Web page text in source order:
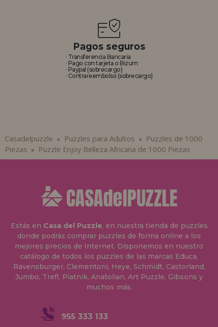
Pagos seguros
· Transferencia Bancaria
· Pago con tarjeta o Bizum
· Paypal (sobrecargo)
· Contrareembolso (sobrecargo)
Casadelpuzzle » Puzzles para Adultos »
Puzzles de 1000
Piezas » Puzzle Enjoy Belleza Africana de 1000 Piezas
Estás en Casa del Puzzle, en nuestra tienda de puzzles
donde podrás comprar puzzles de forma online a los
mejores precios de Internet. Disponemos en nuestro
catálogo de todos los puzzles de las marcas Educa,
Ravensburger, Clementoni, Heye, Schmidt, Castorland,
Jumbo, Trefl, Piatnik, Anatolian, Art Puzzle, Gibsons y
muchos más.
955 333 133